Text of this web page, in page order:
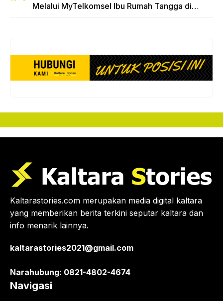
Melalui MyTelkomsel Ibu Rumah Tangga di
Kaltarastories.com merupakan media digital kaltara
yang memberikan berita terkini seputar kaltara dan
info menarik lainnya.
kaltarastories2021@gmail.com
Narahubung: 0821-4802-4674
Navigasi